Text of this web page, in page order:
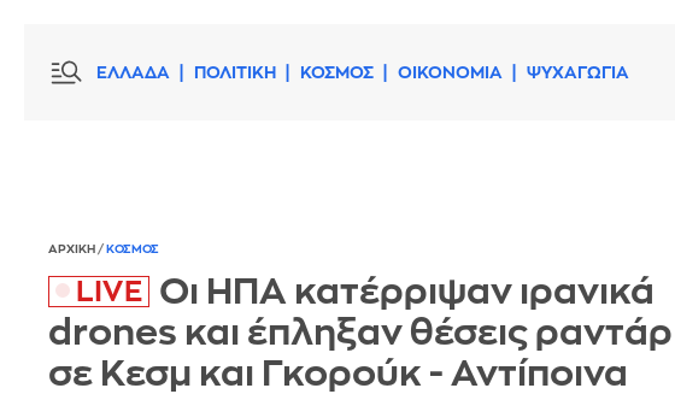
ΕΛΛΑΔΑ ΠΟΛΙΤΙΚΗ ΚΟΣΜΟΣ ΟΙΚΟΝΟΜΙΑ ΨΥΧΑΓΩΓΙΑ
ΑΡΧΙΚΗ / ΚΟΣΜΟΣ
Οι ΗΠΑ κατέρριψαν ιρανικά
drones και έπληξαν θέσεις ραντάρ
σε Κεσμ και Γκορούκ - Αντίποινα